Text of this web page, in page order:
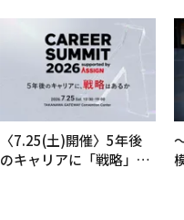
〈7.25(土)開催〉5年後
のキャリアに「戦略」は